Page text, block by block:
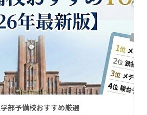
部予備校おすすめ厳選